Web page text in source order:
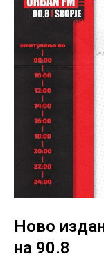
Ново
на 90.8